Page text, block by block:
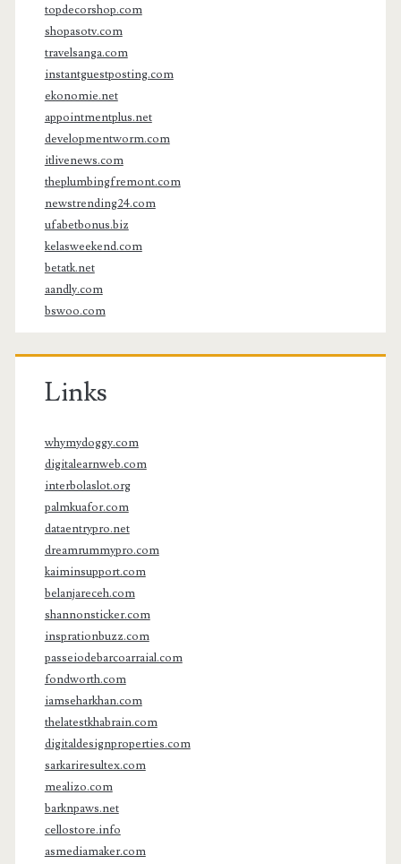
topdecorshop.com
shopasotv.com
travelsanga.com
instantguestposting.com
ekonomie.net
appointmentplus.net
developmentworm.com
itlivenews.com
theplumbingfremont.com
newstrending24.com
ufabetbonus.biz
kelasweekend.com
betatk.net
aandly.com
bswoo.com
Links
whymydoggy.com
digitalearnweb.com
interbolaslot.org
palmkuafor.com
dataentrypro.net
dreamrummypro.com
kaiminsupport.com
belanjareceh.com
shannonsticker.com
insprationbuzz.com
passeiodebarcoarraial.com
fondworth.com
iamseharkhan.com
thelatestkhabrain.com
digitaldesignproperties.com
sarkariresultex.com
mealizo.com
barknpaws.net
cellostore.info
asmediamaker.com